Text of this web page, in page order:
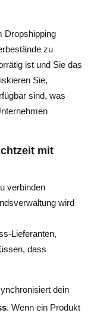
Dropshipping
zu
ist und Sie das
Sie,
sind, was
mit
verbinden
wird
Lieferanten,
dass
dein
. Wenn ein Produkt